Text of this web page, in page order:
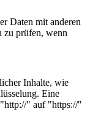
Daten mit anderen
zu prüfen, wenn
Inhalte, wie
Eine
"http://" auf "https://"